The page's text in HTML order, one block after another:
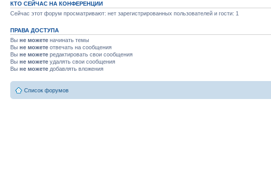
КТО СЕЙЧАС НА КОНФЕРЕНЦИИ
Сейчас этот форум просматривают: нет зарегистрированных пользователей и гости: 1
ПРАВА ДОСТУПА
Вы не можете начинать темы
Вы не можете отвечать на сообщения
Вы не можете редактировать свои сообщения
Вы не можете удалять свои сообщения
Вы не можете добавлять вложения
Список форумов